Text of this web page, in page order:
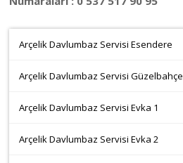
Arçelik Davlumbaz Servisi Esendere
Arçelik Davlumbaz Servisi Güzelbahçe
Arçelik Davlumbaz Servisi Evka 1
Arçelik Davlumbaz Servisi Evka 2